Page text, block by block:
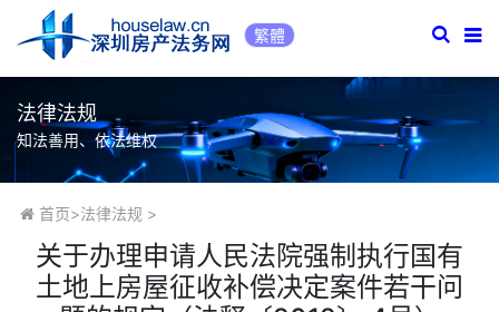
繁體
法律法规
知法善用、依法维权
首页>法律法规 >
关于办理申请人民法院强制执行国有
土地上房屋征收补偿决定案件若干问